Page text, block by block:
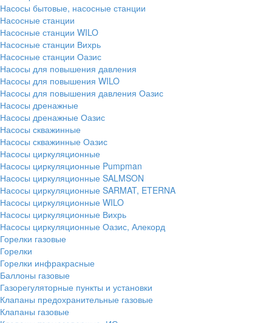
Насосы бытовые, насосные станции
Насосные станции
Насосные станции WILO
Насосные станции Вихрь
Насосные станции Оазис
Насосы для повышения давления
Насосы для повышения WILO
Насосы для повышения давления Оазис
Насосы дренажные
Насосы дренажные Оазис
Насосы скважинные
Насосы скважинные Оазис
Насосы циркуляционные
Насосы циркуляционные Pumpman
Насосы циркуляционные SALMSON
Насосы циркуляционные SARMAT, ETERNA
Насосы циркуляционные WILO
Насосы циркуляционные Вихрь
Насосы циркуляционные Оазис, Алекорд
Горелки газовые
Горелки
Горелки инфракрасные
Баллоны газовые
Газорегуляторные пункты и установки
Клапаны предохранительные газовые
Клапаны газовые